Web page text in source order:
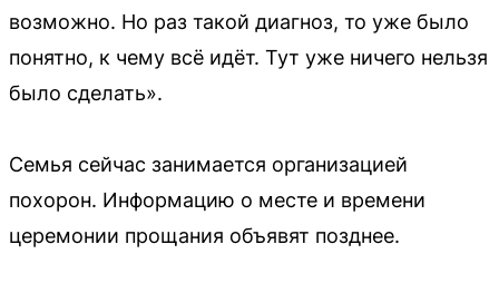
возможно. Но раз такой диагноз, то уже было
понятно, к чему всё идёт. Тут уже ничего нельзя
было сделать».
Семья сейчас занимается организацией
похорон. Информацию о месте и времени
церемонии прощания объявят позднее.